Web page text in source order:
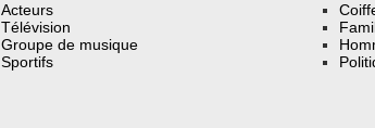
Acteurs
Télévision
Groupe de musique
Sportifs